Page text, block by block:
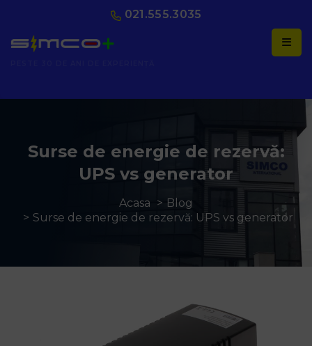
021.555.3035
Surse de energie de rezervă:
UPS vs generator
Acasa
Blog
Surse de energie de rezervă: UPS vs generator